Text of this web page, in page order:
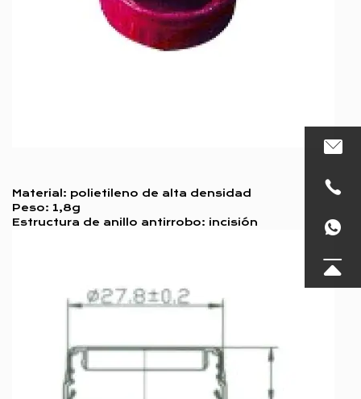
Material: polietileno de alta densidad
Peso: 1,8g
Estructura de anillo antirrobo: incisión